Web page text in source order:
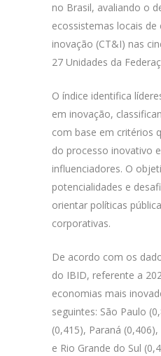
no Brasil, avaliando o
ecossistemas locais
inovação (CT&I) nas
27 Unidades da
O índice identifica
em inovação,
com base em critérios
do processo inovativo
influenciadores. O
potencialidades e
orientar políticas
corporativas.
De acordo com os
do IBID, referente a
economias mais
seguintes: São Paulo
(0,415), Paraná
e Rio Grande do Sul